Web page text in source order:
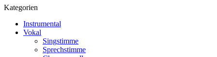
Kategorien
Instrumental
Vokal
Singstimme
Sprechstimme